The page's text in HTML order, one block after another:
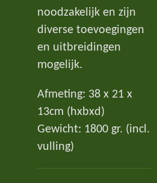
noodzakelijk en zijn
diverse toevoegingen
en uitbreidingen
mogelijk.
Afmeting: 38 x 21 x
13cm (hxbxd)
Gewicht: 1800 gr. (incl.
vulling)